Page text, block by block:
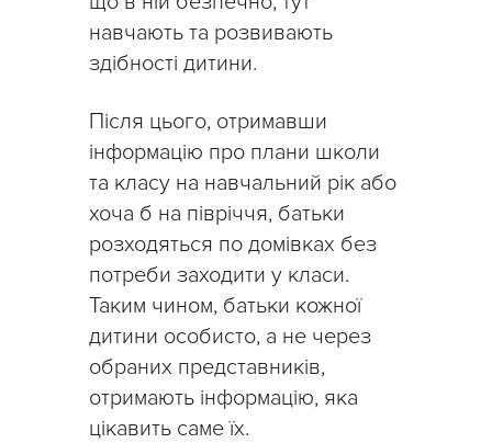
навчають та розвивають
здібності дитини.
Після цього, отримавши
інформацію про плани школи
та класу на навчальний рік або
хоча б на півріччя, батьки
розходяться по домівках без
потреби заходити у класи.
Таким чином, батьки кожної
дитини особисто, а не через
обраних представників,
отримають інформацію, яка
цікавить саме їх.